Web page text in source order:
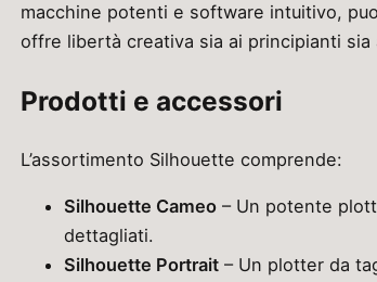
macchine potenti e software intuitivo,
offre libertà creativa sia ai principianti
Prodotti e accessori
L’assortimento Silhouette comprende:
Silhouette Cameo – Un potente
dettagliati.
Silhouette Portrait – Un plotter da